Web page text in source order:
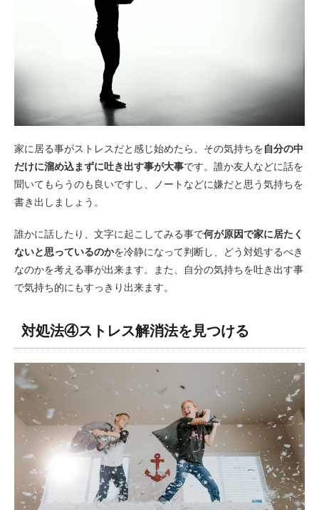
家に居る事がストレスだと感じ始めたら、その気持ちを自分の中
だけに溜め込まずに吐き出す事が大事です。誰か友人などに話を
聞いてもらうのも良いですし、ノートなどに嫌だと思う気持ちを
書き出しましょう。
誰かに話したり、文字に起こしてみる事で何が原因で家に居たく
ないと思っているのかを冷静になって判断し、どう対処するべき
なのかを考える事が出来ます。また、自分の気持ちを吐き出す事
で気持ち的にもすっきり出来ます。
対処法④ストレス解消法を見つける